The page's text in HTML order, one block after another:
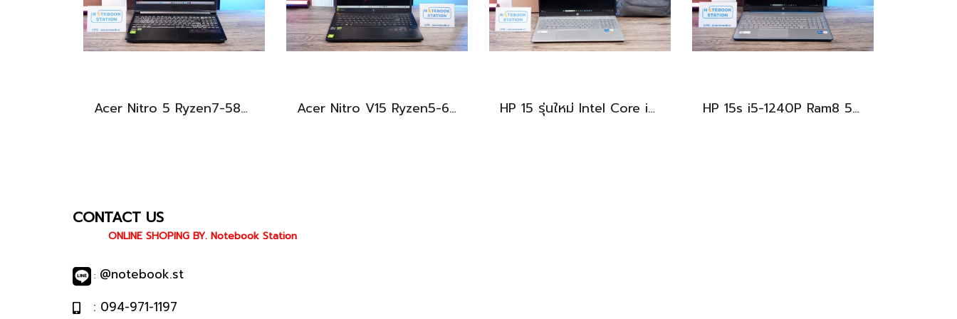
Acer Nitro 5 Ryzen7-5800H RTX-3060(6GB) Ram16 SSD512 จอ15.6 FHD 144Hz เกมมิ่งสเปคสูง เครื่องพร้อมใช้งาน ราคาสุดคุ้มเพียง 19,900.- Acer Nitro V15 Ryzen5-6600H RTX2050(4GB) RAM16 512GB SSD จอ15.6นิ้ว FHD 165Hz sRGB100% เกมมิ่งรุ่นใหม่ ดีไซน์เครื่องบาง สวยเท่ดูทันสมัย มีประกันศูนย์2028 ราคาสุดคุ้มเพียง 17,990.- HP 15 รุ่นใหม่ Intel Core i5-1334U Ram16 512GB M.2 จอ15.6นิ้ว FHD IPS สเปคสูงทำงานเก่ง จอใหญ่มีแป้นตัวเลขแยก เครื่องสวยบางเบาพร้อมประกันศูนย์ยาว2027 ราคาสุดคุ้มเพียง 13,490.- HP 15s i5-1240P Ram8 512GB M.2 จอ15.6นิ้ว FHD IPS สเปคดี ทำงานเก่ง จอใหญ่ มีแป้นตัวเลขแยก ดีไซน์เรียบหรูบางเบา พร้อมใช้งานเพียง 11,990.-เท่านั้น
CONTACT US
ONLINE SHOPING BY. Notebook Station
: @notebook.st
: 094-971-1197